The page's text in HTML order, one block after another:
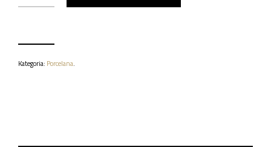
KACZKI
(1878
Kategoria: Porcelana.